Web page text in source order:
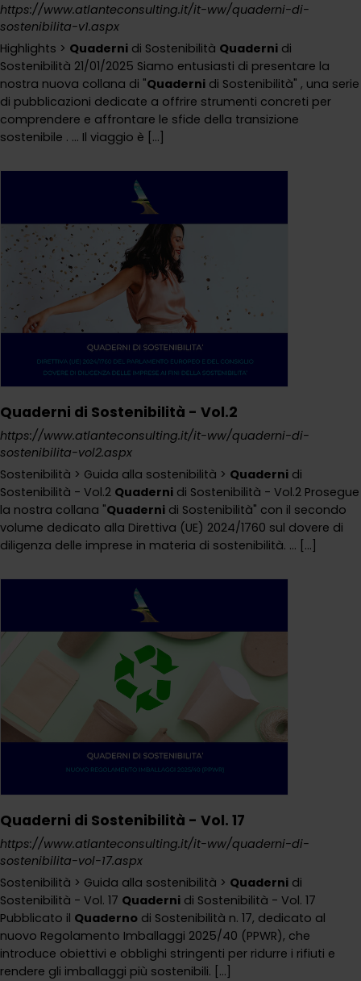
https://www.atlanteconsulting.it/it-ww/quaderni-di-
sostenibilita-v1.aspx
Highlights > Quaderni di Sostenibilità Quaderni di
Sostenibilità 21/01/2025 Siamo entusiasti di presentare la
nostra nuova collana di "Quaderni di Sostenibilità" , una serie
di pubblicazioni dedicate a offrire strumenti concreti per
comprendere e affrontare le sfide della transizione
sostenibile . ... Il viaggio è [...]
Quaderni di Sostenibilità - Vol.2
https://www.atlanteconsulting.it/it-ww/quaderni-di-
sostenibilita-vol2.aspx
Sostenibilità > Guida alla sostenibilità > Quaderni di
Sostenibilità - Vol.2 Quaderni di Sostenibilità - Vol.2 Prosegue
la nostra collana "Quaderni di Sostenibilità" con il secondo
volume dedicato alla Direttiva (UE) 2024/1760 sul dovere di
diligenza delle imprese in materia di sostenibilità. ... [...]
Quaderni di Sostenibilità - Vol. 17
https://www.atlanteconsulting.it/it-ww/quaderni-di-
sostenibilita-vol-17.aspx
Sostenibilità > Guida alla sostenibilità > Quaderni di
Sostenibilità - Vol. 17 Quaderni di Sostenibilità - Vol. 17
Pubblicato il Quaderno di Sostenibilità n. 17, dedicato al
nuovo Regolamento Imballaggi 2025/40 (PPWR), che
introduce obiettivi e obblighi stringenti per ridurre i rifiuti e
rendere gli imballaggi più sostenibili. [...]